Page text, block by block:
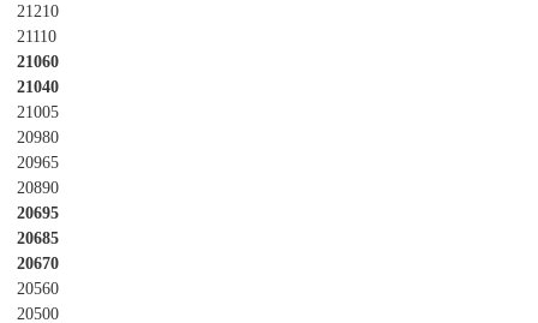
21210
21110
21060
21040
21005
20980
20965
20890
20695
20685
20670
20560
20500